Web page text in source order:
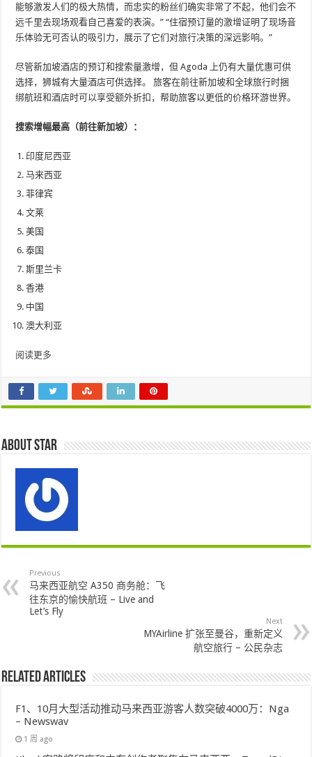
能够激发人们的极大热情，而忠实的粉丝们确实非常了不起，他们会不
远千里去现场观看自己喜爱的表演。” “住宿预订量的激增证明了现场音
乐体验无可否认的吸引力，展示了它们对旅行决策的深远影响。”
尽管新加坡酒店的预订和搜索量激增，但 Agoda 上仍有大量优惠可供
选择，狮城有大量酒店可供选择。 旅客在前往新加坡和全球旅行时捆
绑航班和酒店时可以享受额外折扣，帮助旅客以更低的价格环游世界。
搜索增幅最高（前往新加坡）：
印度尼西亚
马来西亚
菲律宾
文莱
美国
泰国
斯里兰卡
香港
中国
澳大利亚
阅读更多
About star
Previous
马来西亚航空 A350 商务舱：飞
往东京的愉快航班 – Live and
Let’s Fly
Next
MYAirline 扩张至曼谷，重新定义
航空旅行 – 公民杂志
Related Articles
F1、10月大型活动推动马来西亚游客人数突破4000万：Nga
– Newswav
1 周 ago